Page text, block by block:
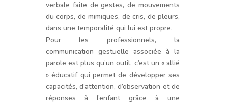
verbale faite de gestes, de mouvements
du corps, de mimiques, de cris, de pleurs,
dans une temporalité qui lui est propre.
Pour les professionnels, la
communication gestuelle associée à la
parole est plus qu’un outil, c’est un « allié
» éducatif qui permet de développer ses
capacités, d’attention, d’observation et de
réponses à l’enfant grâce à une